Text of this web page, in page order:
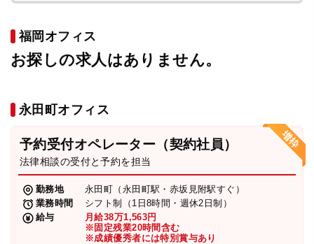
福岡オフィス
お探しの求人はありません。
永田町オフィス
予約受付オペレーター（契約社員）
法律相談の受付と予約を担当
勤務地
永田町（永田町駅・赤坂見附駅すぐ）
業務時間
シフト制（1日8時間・週休2日制）
給与
月給38万1,563円
※固定残業20時間含む
※成績優秀者には特別賞与あり